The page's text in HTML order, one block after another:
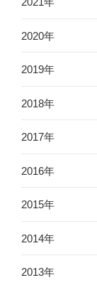
2020年
2019年
2018年
2017年
2016年
2015年
2014年
2013年